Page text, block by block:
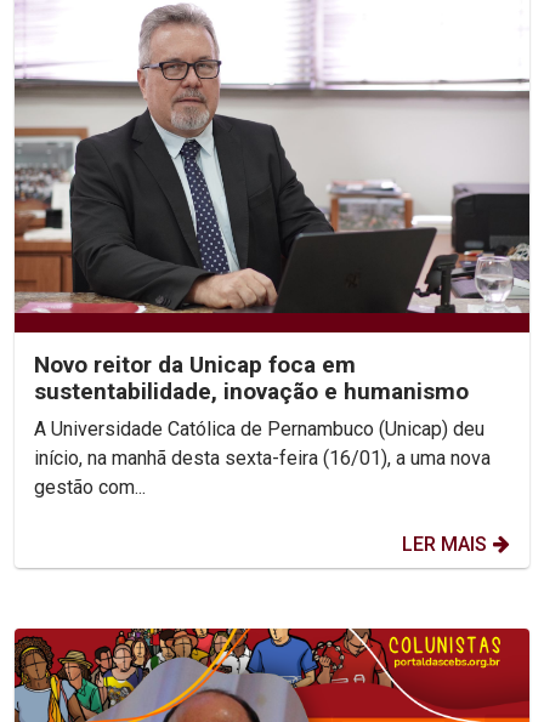
Novo reitor da Unicap foca em
sustentabilidade, inovação e humanismo
A Universidade Católica de Pernambuco (Unicap) deu
início, na manhã desta sexta-feira (16/01), a uma nova
gestão com...
LER MAIS